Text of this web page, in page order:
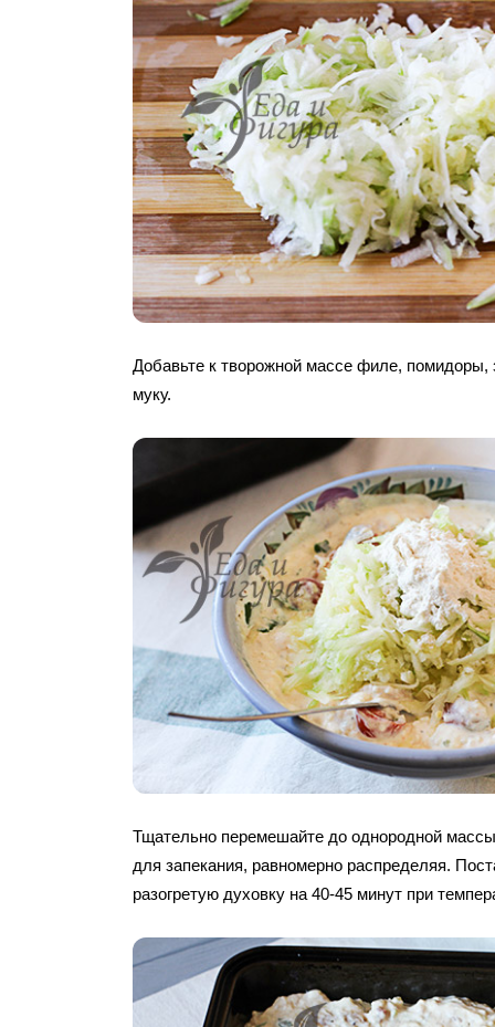
Добавьте к творожной массе филе, помидоры,
муку.
Тщательно перемешайте до однородной
для запекания, равномерно распределяя.
разогретую духовку на 40-45 минут при